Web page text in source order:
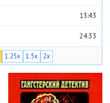
13:43
24:33
26:26
12:43
1.25x 1.5x 2x